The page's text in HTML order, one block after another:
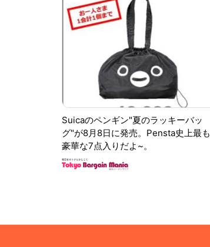
Suicaのペンギン"夏のラッキーバッ
グ"が8月8日に発売。Pensta史上最も
豪華な7点入りだよ~。